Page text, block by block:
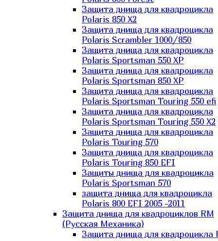
Защита днища для квадроцикла
Polaris 850 X2
Защита днища для квадроцикла
Polaris Scrambler 1000/850
Защита днища для квадроцикла
Polaris Sportsman 550 XP
Защита днища для квадроцикла
Polaris Sportsman 850 XP
Защита днища для квадроцикла
Polaris Sportsman Touring 550 efi
Защита днища для квадроцикла
Polaris Sportsman Touring 550 X2
Защита днища для квадроцикла
Polaris Touring 570
Защита днища для квадроцикла
Polaris Touring 850 EFI
Защиты днища для квадроцикла
Polaris Sportsman 570
защита днища для квадроцикла
Polaris 800 EFI 2005 -2011
Защита днища для квадроциклов RM
(Русская Механика)
Защита днища для квадроцикла